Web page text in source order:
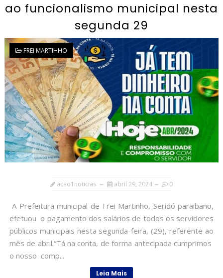
ao funcionalismo municipal nesta
segunda 29
FREI MARTIHHO
acao1noticias abril 29, 2024 0
A Prefeitura municipal de Frei Martinho, Seridó paraibano,
efetuou o pagamento dos salários de todos os servidores
públicos municipais nesta segunda-feira, (29), referente ao
mês de abril.“Tá na conta, de forma antecipada cumprimos
o nosso comp...
Leia Mais